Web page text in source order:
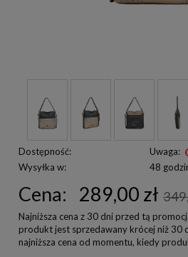
Dostępność:
Uwaga:
Wysyłka w:
48
Cena: 289,00 zł
Najniższa cena z 30 dni przed tą
produkt jest sprzedawany krócej niż 30
najniższa cena od momentu, kiedy